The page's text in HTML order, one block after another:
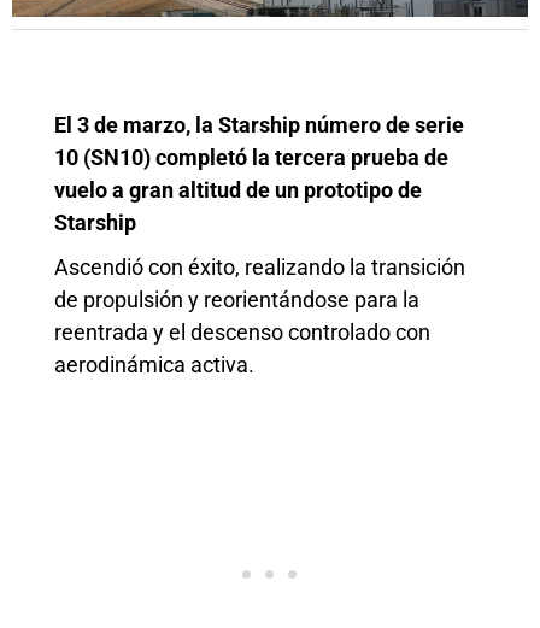
El 3 de marzo, la Starship número de serie
10 (SN10) completó la tercera prueba de
vuelo a gran altitud de un prototipo de
Starship
Ascendió con éxito, realizando la transición
de propulsión y reorientándose para la
reentrada y el descenso controlado con
aerodinámica activa.